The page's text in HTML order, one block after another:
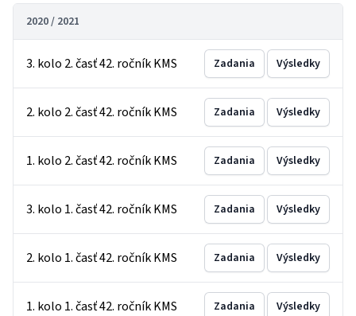
2020 / 2021
3. kolo 2. časť 42. ročník KMS Zadania Výsledky
2. kolo 2. časť 42. ročník KMS Zadania Výsledky
1. kolo 2. časť 42. ročník KMS Zadania Výsledky
3. kolo 1. časť 42. ročník KMS Zadania Výsledky
2. kolo 1. časť 42. ročník KMS Zadania Výsledky
1. kolo 1. časť 42. ročník KMS Zadania Výsledky